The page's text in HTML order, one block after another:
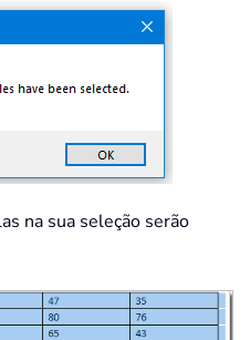
na sua seleção serão